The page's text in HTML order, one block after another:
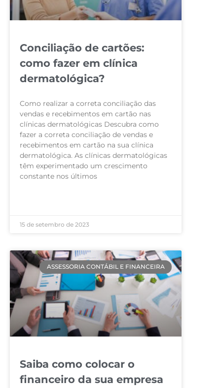
Conciliação de cartões:
como fazer em clínica
dermatológica?
Como realizar a correta conciliação das
vendas e recebimentos em cartão nas
clínicas dermatológicas Descubra como
fazer a correta conciliação de vendas e
recebimentos em cartão na sua clínica
dermatológica. As clínicas dermatológicas
têm experimentado um crescimento
constante nos últimos
15 de setembro de 2023
ASSESSORIA CONTÁBIL E FINANCEIRA
Saiba como colocar o
financeiro da sua empresa